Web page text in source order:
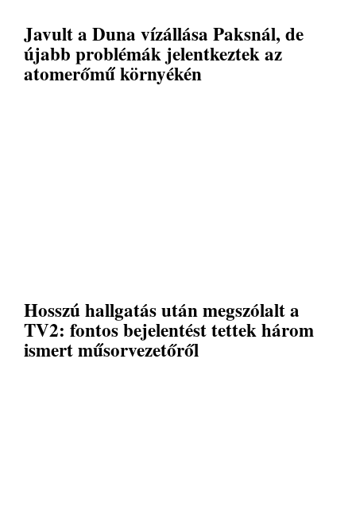
Javult a Duna vízállása Paksnál, de
újabb problémák jelentkeztek az
atomerőmű környékén
Hosszú hallgatás után megszólalt a
TV2: fontos bejelentést tettek három
ismert műsorvezetőről